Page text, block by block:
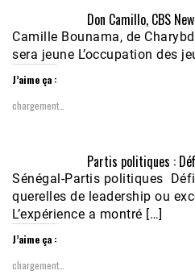
Don Camillo, CBS
Camille Bounama, de
sera jeune L’occupation des
J’aime ça :
chargement…
Partis politiques :
Sénégal-Partis politiques
querelles de leadership ou
L’expérience a montré […]
J’aime ça :
chargement…